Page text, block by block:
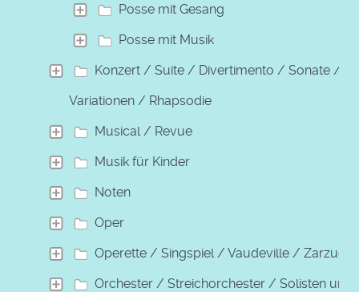
Posse mit Gesang
Posse mit Musik
Konzert / Suite / Divertimento / Sonate /
Variationen / Rhapsodie
Musical / Revue
Musik für Kinder
Noten
Oper
Operette / Singspiel / Vaudeville / Zarzuela
Orchester / Streichorchester / Solisten und